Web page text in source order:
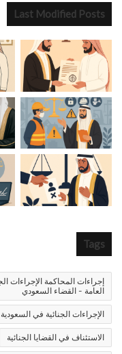
Last Modified Posts
Tags
إجراءات المحاكمة الإجراءات
العامة - القضاء السعودي
الإجراءات الجنائية في السعودية
الاستئناف في القضايا الجنائية